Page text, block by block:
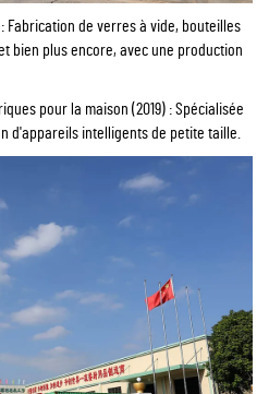
Fabrication de verres à vide, bouteilles
bien plus encore, avec une production
pour la maison (2019) : Spécialisée
d'appareils intelligents de petite taille.